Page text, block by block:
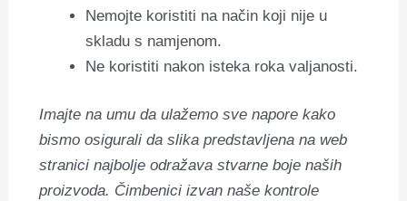
Nemojte koristiti na način koji nije u
skladu s namjenom.
Ne koristiti nakon isteka roka valjanosti.
Imajte na umu da ulažemo sve napore kako
bismo osigurali da slika predstavljena na web
stranici najbolje odražava stvarne boje naših
proizvoda. Čimbenici izvan naše kontrole